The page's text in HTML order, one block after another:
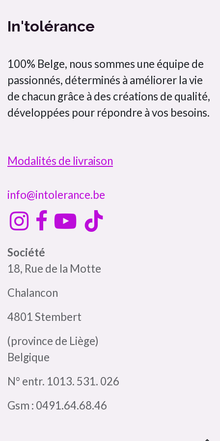
In'tolérance
100% Belge, nous sommes une équipe de
passionnés, déterminés à améliorer la vie
de chacun grâce à des créations de qualité,
développées pour répondre à vos besoins.
Modalités de livraison
info@intolerance.be
Société
18, Rue de la Motte
Chalancon
4801 Stembert
(province de Liège)
Belgique
N° entr. 1013. 531. 026
Gsm : 0491.64.68.46